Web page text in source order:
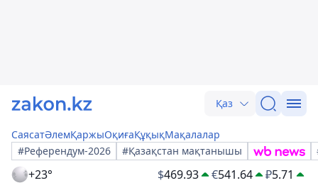
Қаз
СаясатӘлемҚаржыОқиғаҚұқықМақалалар
#Референдум-2026
#Қазақстан мақтанышы
+23° $469.93 €541.64 ₽5.71